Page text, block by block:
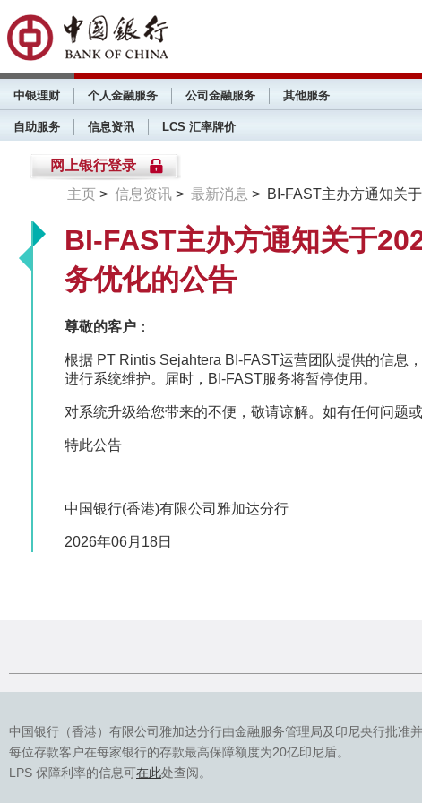
中银理财 个人金融服务 公司金融服务 其他服务
自助服务 信息资讯 LCS 汇率牌价
网上银行登录
主页 > 信息资讯 > 最新消息 > BI-FAST主办方通知关
BI-FAST主办方通知关于
务优化的公告
尊敬的客户 ：
根据 PT Rintis Sejahtera BI-FAST运营团队提供的信息
进行系统维护。届时，BI-FAST服务将暂停使用。
对系统升级给您带来的不便，敬请谅解。如有任何问题
特此公告
中国银行(香港)有限公司雅加达分行
2026年06月18日
中国银行（香港）有限公司雅加达分行由金融服务管理局及印尼央行批准
每位存款客户在每家银行的存款最高保障额度为20亿印尼盾。
LPS 保障利率的信息可在此处查阅。